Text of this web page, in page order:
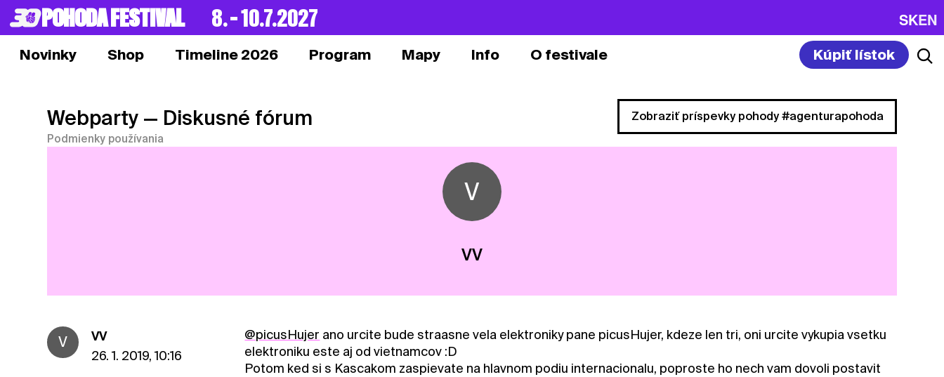
POHODA FESTIVAL 8. – 10.7.2027 SKEN
Novinky Shop Timeline 2026 Program Mapy Info O festivale Kúpiť lístok
Webparty — Diskusné fórum
Podmienky používania
Zobraziť príspevky pohody #agenturapohoda
V
VV
V
VV
26. 1. 2019, 10:16
@picusHujer ano urcite bude straasne vela elektroniky pane picusHujer, kdeze len tri, oni urcite vykupia vsetku
elektroniku este aj od vietnamcov :D
Potom ked si s Kascakom zaspievate na hlavnom podiu internacionalu, poproste ho nech vam dovoli postavit